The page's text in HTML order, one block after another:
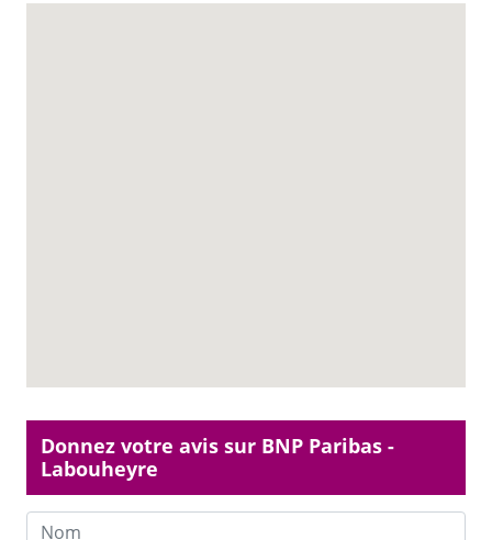
Donnez votre avis sur BNP Paribas -
Labouheyre